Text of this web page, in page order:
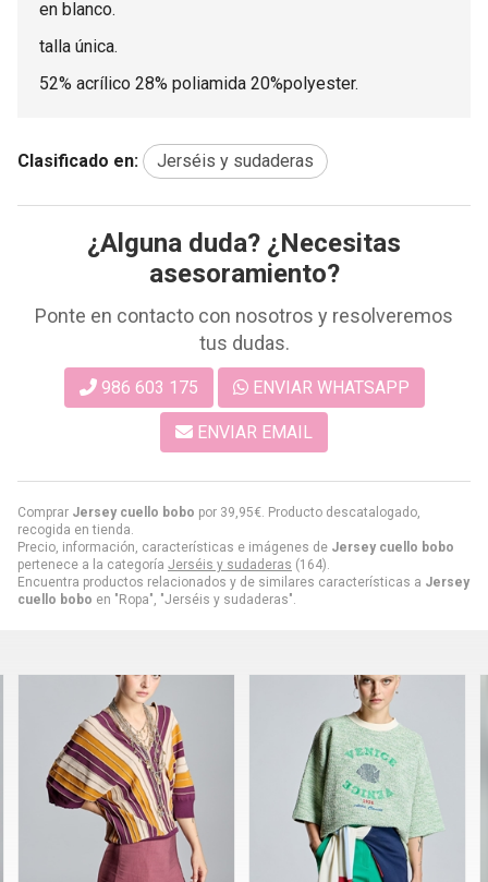
Comprar Jersey cuello bobo por 39,95€. Producto descatalogado,
recogida en tienda.
Precio, información, características e imágenes de Jersey cuello bobo
pertenece a la categoría Jerséis y sudaderas (164).
Encuentra productos relacionados y de similares características a Jersey
cuello bobo en "Ropa", "Jerséis y sudaderas".
en blanco.
talla única.
52% acrílico 28% poliamida 20%polyester.
Clasificado en: Jerséis y sudaderas
¿Alguna duda? ¿Necesitas
asesoramiento?
Ponte en contacto con nosotros y resolveremos
tus dudas.
986 603 175 ENVIAR WHATSAPP
ENVIAR EMAIL